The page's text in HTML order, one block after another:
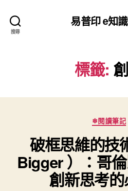
搜尋
易普印 e知
標籤:
分
類
❄閱讀筆記
破框思維的技
Bigger ）：哥
創新思考